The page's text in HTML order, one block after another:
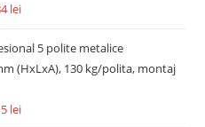
lei
5 polite metalice
(HxLxA), 130 kg/polita, montaj
lei